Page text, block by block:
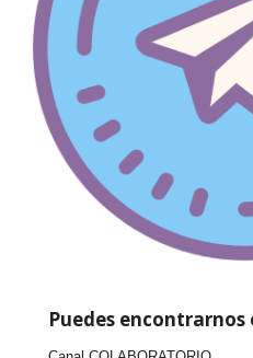
Puedes encontrarnos